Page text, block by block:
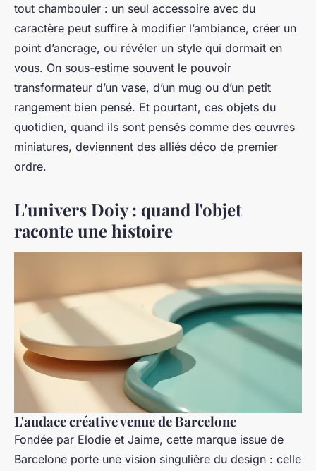
tout chambouler : un seul accessoire avec du
caractère peut suffire à modifier l’ambiance, créer un
point d’ancrage, ou révéler un style qui dormait en
vous. On sous-estime souvent le pouvoir
transformateur d’un vase, d’un mug ou d’un petit
rangement bien pensé. Et pourtant, ces objets du
quotidien, quand ils sont pensés comme des œuvres
miniatures, deviennent des alliés déco de premier
ordre.
L'univers Doiy : quand l'objet
raconte une histoire
L'audace créative venue de Barcelone
Fondée par Elodie et Jaime, cette marque issue de
Barcelone porte une vision singulière du design : celle